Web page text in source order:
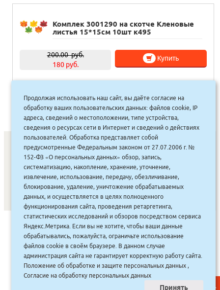
Комплек 3001290 на скотче Кленовые
листья 15*15см 10шт к495
200.00руб.
180 руб.
Купить
1 2 »
СОНУННАР|КОМПАНИЯ ТУҺУНАН| МАҔАҺЫЫННАР
АКЦИЯЛАР|ДИСКОНТНАЙ СИСТЕМА|ЮРИДИЧЕСКАЙ
САЙТ СОЗДАН:ООО "ЭЙФОС". ИНФОРМАЦИОННЫЕ
ТЕХНОЛОГИИ
Продолжая использовать наш сайт, вы даёте согласие на
обработку ваших пользовательских данных: файлов cookie, IP
адреса, сведений о местоположении, типе устройства,
сведения о ресурсах сети в Интернет и сведений о действиях
пользователей. Обработка представляет собой
предусмотренные Федеральным законом от 27.07.2006 г. №
152-ФЗ «О персональных данных» обзор, запись,
систематизацию, накопление, хранение, уточнение,
извлечение, использование, передачу, обезличивание,
блокирование, удаление, уничтожение обрабатываемых
данных, и осуществляется в целях полноценного
функционирования сайта, проведения ретаргетинга,
статистических исследований и обзоров посредством сервиса
Яндекс.Метрика. Если вы не хотите, чтобы ваши данные
обрабатывались, пожалуйста, ограничьте использование
файлов cookie в своём браузере. В данном случае
администрация сайта не гарантирует корректную работу сайта.
Положение об обработке и защите персональных данных ,
Согласие на обработку персональных данных
Принять